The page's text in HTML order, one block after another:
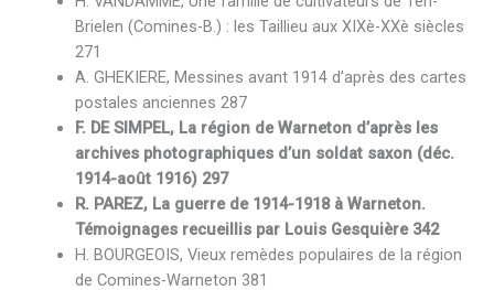
Brielen (Comines-B.) : les Taillieu aux XIXè-XXè siècles
271
A. GHEKIERE, Messines avant 1914 d’après des cartes
postales anciennes 287
F. DE SIMPEL, La région de Warneton d’après les
archives photographiques d’un soldat saxon (déc.
1914-août 1916) 297
R. PAREZ, La guerre de 1914-1918 à Warneton.
Témoignages recueillis par Louis Gesquière 342
H. BOURGEOIS, Vieux remèdes populaires de la région
de Comines-Warneton 381